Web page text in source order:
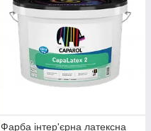
Фарба інтер'єрна латексна